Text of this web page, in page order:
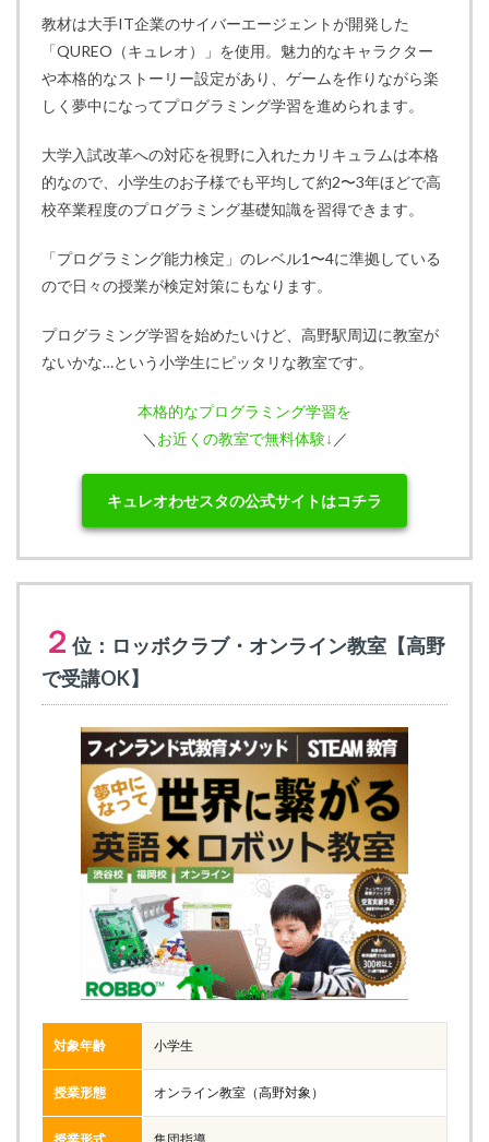
教材は大手IT企業のサイバーエージェントが開発した
「QUREO（キュレオ）」を使用。魅力的なキャラクター
や本格的なストーリー設定があり、ゲームを作りながら楽
しく夢中になってプログラミング学習を進められます。
大学入試改革への対応を視野に入れたカリキュラムは本格
的なので、小学生のお子様でも平均して約2〜3年ほどで高
校卒業程度のプログラミング基礎知識を習得できます。
「プログラミング能力検定」のレベル1〜4に準拠している
ので日々の授業が検定対策にもなります。
プログラミング学習を始めたいけど、高野駅周辺に教室が
ないかな…という小学生にピッタリな教室です。
本格的なプログラミング学習を
＼ お近くの教室で無料体験↓ ／
キュレオわせスタの公式サイトはコチラ
２ 位：ロッボクラブ・オンライン教室【高野
で受講OK】
対象年齢 小学生
授業形態 オンライン教室（高野対象）